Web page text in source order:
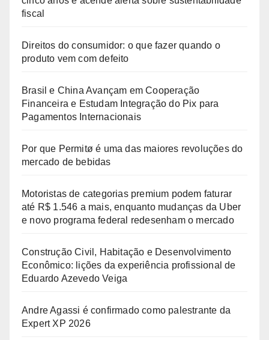
fiscal
Direitos do consumidor: o que fazer quando o
produto vem com defeito
Brasil e China Avançam em Cooperação
Financeira e Estudam Integração do Pix para
Pagamentos Internacionais
Por que Permitø é uma das maiores revoluções do
mercado de bebidas
Motoristas de categorias premium podem faturar
até R$ 1.546 a mais, enquanto mudanças da Uber
e novo programa federal redesenham o mercado
Construção Civil, Habitação e Desenvolvimento
Econômico: lições da experiência profissional de
Eduardo Azevedo Veiga
Andre Agassi é confirmado como palestrante da
Expert XP 2026